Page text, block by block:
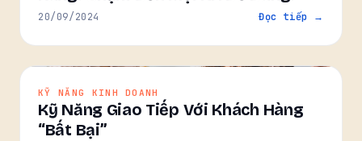
20/09/2024 Đọc tiếp →
KỸ NĂNG KINH DOANH
Kỹ Năng Giao Tiếp Với Khách Hàng
“Bất Bại”